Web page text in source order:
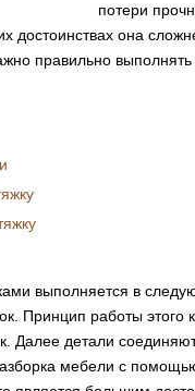
потери
достоинствах она
правильно выполнять
выполняется в
Принцип работы
Далее детали
мебели с